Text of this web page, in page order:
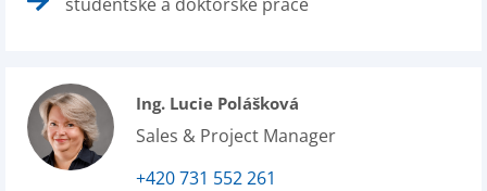
Ing. Lucie Polášková
Sales & Project Manager
+420 731 552 261